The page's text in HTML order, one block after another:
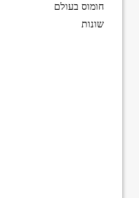
חומוס בעולם
שונות